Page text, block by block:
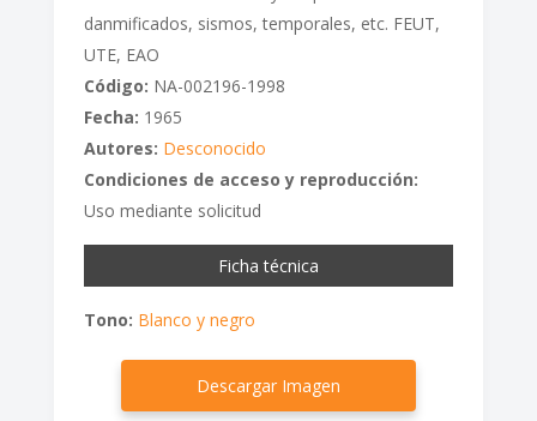
danmificados, sismos, temporales, etc. FEUT,
UTE, EAO
Código: NA-002196-1998
Fecha: 1965
Autores: Desconocido
Condiciones de acceso y reproducción:
Uso mediante solicitud
Ficha técnica
Tono: Blanco y negro
Descargar Imagen